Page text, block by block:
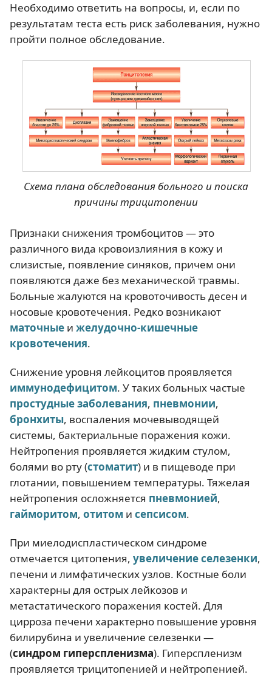
Необходимо ответить на вопросы, и, если по
результатам теста есть риск заболевания, нужно
пройти полное обследование.
Схема плана обследования больного и поиска
причины трицитопении
Признаки снижения тромбоцитов — это
различного вида кровоизлияния в кожу и
слизистые, появление синяков, причем они
появляются даже без механической травмы.
Больные жалуются на кровоточивость десен и
носовые кровотечения. Редко возникают
маточные и желудочно-кишечные
кровотечения.
Снижение уровня лейкоцитов проявляется
иммунодефицитом. У таких больных частые
простудные заболевания, пневмонии,
бронхиты, воспаления мочевыводящей
системы, бактериальные поражения кожи.
Нейтропения проявляется жидким стулом,
болями во рту (стоматит) и в пищеводе при
глотании, повышением температуры. Тяжелая
нейтропения осложняется пневмонией,
гайморитом, отитом и сепсисом.
При миелодиспластическом синдроме
отмечается цитопения, увеличение селезенки,
печени и лимфатических узлов. Костные боли
характерны для острых лейкозов и
метастатического поражения костей. Для
цирроза печени характерно повышение уровня
билирубина и увеличение селезенки —
(синдром гиперспленизма). Гиперспленизм
проявляется трицитопенией и нейтропенией.